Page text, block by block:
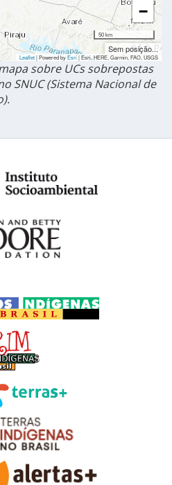
−
50 km
Sem posição...
Leaflet| Powered byEsri|Esri, HERE, Garmin, FAO, USGS
sobre UCs sobrepostas
SNUC (Sistema Nacional de